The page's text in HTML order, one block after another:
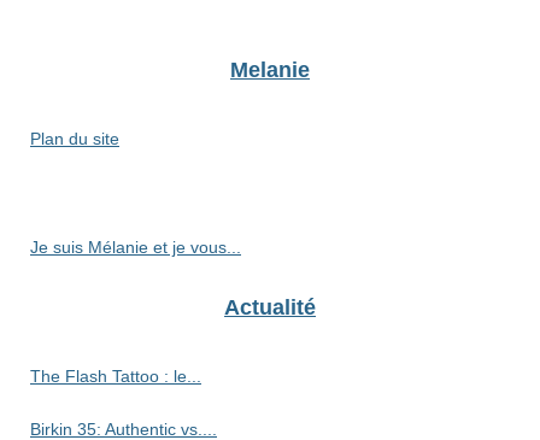
Melanie
Plan du site
Je suis Mélanie et je vous...
Actualité
The Flash Tattoo : le...
Birkin 35: Authentic vs....